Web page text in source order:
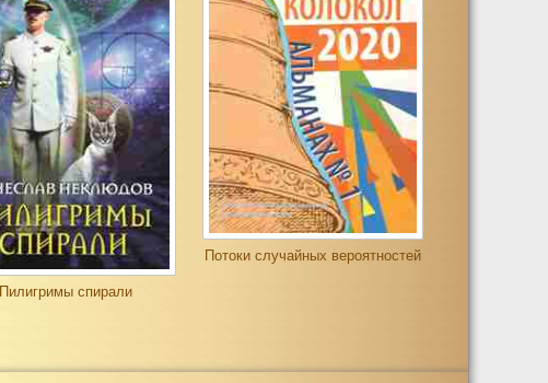
Пилигримы спирали
Потоки случайных вероятностей